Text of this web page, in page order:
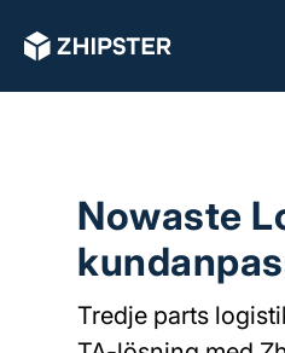
Nowaste
Tredje parts